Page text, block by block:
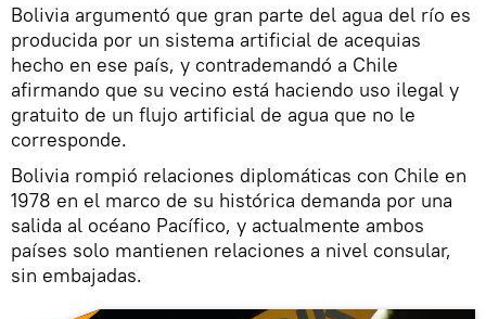
Bolivia argumentó que gran parte del agua del río es
producida por un sistema artificial de acequias
hecho en ese país, y contrademandó a Chile
afirmando que su vecino está haciendo uso ilegal y
gratuito de un flujo artificial de agua que no le
corresponde.
Bolivia rompió relaciones diplomáticas con Chile en
1978 en el marco de su histórica demanda por una
salida al océano Pacífico, y actualmente ambos
países solo mantienen relaciones a nivel consular,
sin embajadas.